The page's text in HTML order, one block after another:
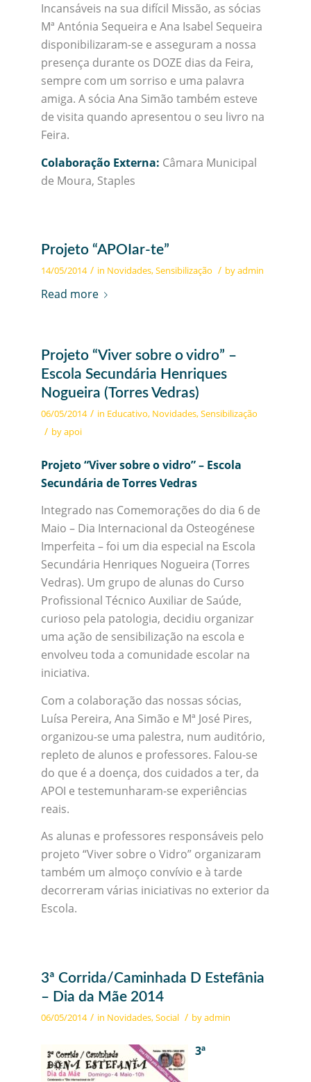
Incansáveis na sua difícil Missão, as sócias
Mª Antónia Sequeira e Ana Isabel Sequeira
disponibilizaram-se e asseguram a nossa
presença durante os DOZE dias da Feira,
sempre com um sorriso e uma palavra
amiga. A sócia Ana Simão também esteve
de visita quando apresentou o seu livro na
Feira.
Colaboração Externa: Câmara Municipal
de Moura, Staples
Projeto “APOIar-te”
14/05/2014 / in Novidades,Sensibilização / byadmin
Read more
Projeto “Viver sobre o vidro” –
Escola Secundária Henriques
Nogueira (Torres Vedras)
06/05/2014 / in Educativo, Novidades,Sensibilização
/ byapoi
Projeto “Viver sobre o vidro” – Escola
Secundária de Torres Vedras
Integrado nas Comemorações do dia 6 de
Maio – Dia Internacional da Osteogénese
Imperfeita – foi um dia especial na Escola
Secundária Henriques Nogueira (Torres
Vedras). Um grupo de alunas do Curso
Profissional Técnico Auxiliar de Saúde,
curioso pela patologia, decidiu organizar
uma ação de sensibilização na escola e
envolveu toda a comunidade escolar na
iniciativa.
Com a colaboração das nossas sócias,
Luísa Pereira, Ana Simão e Mª José Pires,
organizou-se uma palestra, num auditório,
repleto de alunos e professores. Falou-se
do que é a doença, dos cuidados a ter, da
APOI e testemunharam-se experiências
reais.
As alunas e professores responsáveis pelo
projeto “Viver sobre o Vidro” organizaram
também um almoço convívio e à tarde
decorreram várias iniciativas no exterior da
Escola.
3ª Corrida/Caminhada D Estefânia
– Dia da Mãe 2014
06/05/2014 / in Novidades,Social / byadmin
3ª